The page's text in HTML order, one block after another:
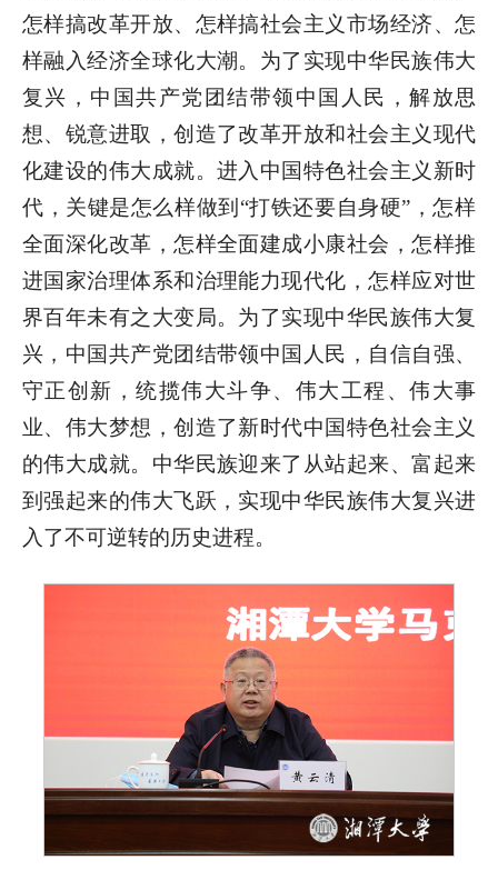
怎样搞改革开放、怎样搞社会主义市场经济、怎
样融入经济全球化大潮。为了实现中华民族伟大
复兴，中国共产党团结带领中国人民，解放思
想、锐意进取，创造了改革开放和社会主义现代
化建设的伟大成就。进入中国特色社会主义新时
代，关键是怎么样做到“打铁还要自身硬”，怎样
全面深化改革，怎样全面建成小康社会，怎样推
进国家治理体系和治理能力现代化，怎样应对世
界百年未有之大变局。为了实现中华民族伟大复
兴，中国共产党团结带领中国人民，自信自强、
守正创新，统揽伟大斗争、伟大工程、伟大事
业、伟大梦想，创造了新时代中国特色社会主义
的伟大成就。中华民族迎来了从站起来、富起来
到强起来的伟大飞跃，实现中华民族伟大复兴进
入了不可逆转的历史进程。